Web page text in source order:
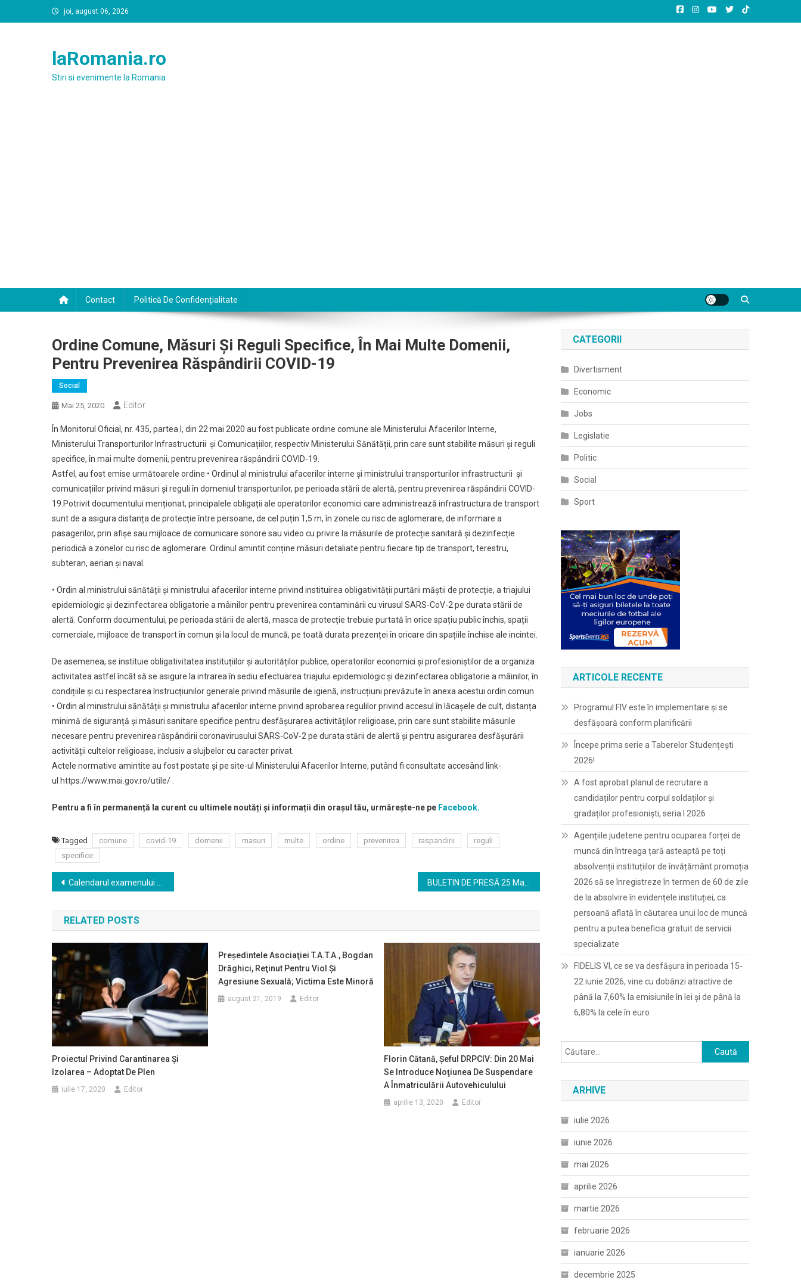
to
joi, august 06, 2026
laRomania.ro
Stiri si evenimente la Romania
Contact Politică De Confidențialitate
Ordine Comune, Măsuri Și Reguli Specifice, În Mai Multe Domenii,
Pentru Prevenirea Răspândirii COVID-19
Social
Mai 25, 2020 Editor
În Monitorul Oficial, nr. 435, partea I, din 22 mai 2020 au fost publicate ordine comune ale Ministerului Afacerilor Interne,
Ministerului Transporturilor Infrastructurii și Comunicațiilor, respectiv Ministerului Sănătății, prin care sunt stabilite măsuri și reguli
specifice, în mai multe domenii, pentru prevenirea răspândirii COVID-19.
Astfel, au fost emise următoarele ordine:• Ordinul al ministrului afacerilor interne și ministrului transporturilor infrastructurii și
comunicațiilor privind măsuri și reguli în domeniul transporturilor, pe perioada stării de alertă, pentru prevenirea răspândirii COVID-
19.Potrivit documentului menționat, principalele obligații ale operatorilor economici care administrează infrastructura de transport
sunt de a asigura distanța de protecție între persoane, de cel puțin 1,5 m, în zonele cu risc de aglomerare, de informare a
pasagerilor, prin afișe sau mijloace de comunicare sonore sau video cu privire la măsurile de protecție sanitară și dezinfecție
periodică a zonelor cu risc de aglomerare. Ordinul amintit conține măsuri detaliate pentru fiecare tip de transport, terestru,
subteran, aerian și naval.
• Ordin al ministrului sănătății și ministrului afacerilor interne privind instituirea obligativității purtării măștii de protecție, a triajului
epidemiologic și dezinfectarea obligatorie a mâinilor pentru prevenirea contaminării cu virusul SARS-CoV-2 pe durata stării de
alertă. Conform documentului, pe perioada stării de alertă, masca de protecție trebuie purtată în orice spațiu public închis, spații
comerciale, mijloace de transport în comun și la locul de muncă, pe toată durata prezenței în oricare din spațiile închise ale incintei.
De asemenea, se instituie obligativitatea instituțiilor și autorităților publice, operatorilor economici și profesioniștilor de a organiza
activitatea astfel încât să se asigure la intrarea în sediu efectuarea triajului epidemiologic și dezinfectarea obligatorie a mâinilor, în
condițiile și cu respectarea Instrucțiunilor generale privind măsurile de igienă, instrucțiuni prevăzute în anexa acestui ordin comun.
• Ordin al ministrului sănătății și ministrului afacerilor interne privind aprobarea regulilor privind accesul în lăcașele de cult, distanța
minimă de siguranță şi măsuri sanitare specifice pentru desfăşurarea activităţilor religioase, prin care sunt stabilite măsurile
necesare pentru prevenirea răspândirii coronavirusului SARS-CoV-2 pe durata stării de alertă și pentru asigurarea desfășurării
activității cultelor religioase, inclusiv a slujbelor cu caracter privat.
Actele normative amintite au fost postate și pe site-ul Ministerului Afacerilor Interne, putând fi consultate accesând link-
ul https://www.mai.gov.ro/utile/ .
Pentru a fi în permanență la curent cu ultimele noutăți și informații din orașul tău, urmărește-ne pe Facebook.
Tagged comune covid-19 domenii masuri multe ordine prevenirea raspandirii
reguli
specifice
Navigare
în
articole
Calendarul examenului de Bacalaureat, aprobat; prima probă – pe 22 iunie
RELATED POSTS
Proiectul Privind Carantinarea Şi
Izolarea – Adoptat De Plen
iulie 17, 2020 Editor
Preşedintele Asociaţiei T.A.T.A., Bogdan
Drăghici, Reţinut Pentru Viol Şi
Agresiune Sexuală; Victima Este Minoră
august 21, 2019 Editor
Florin Cătană, Şeful DRPCIV: Din 20 Mai
Se Introduce Noţiunea De Suspendare
A Înmatriculării Autovehiculului
aprilie 13, 2020 Editor
CATEGORII
Divertisment
Economic
Jobs
Legislatie
Politic
Social
Sport
ARTICOLE RECENTE
Programul FIV este în implementare și se
desfășoară conform planificării
Începe prima serie a Taberelor Studențești
2026!
A fost aprobat planul de recrutare a
candidaților pentru corpul soldaților și
gradaților profesioniști, seria I 2026
Agențiile judetene pentru ocuparea forței de
muncă din întreaga țară asteaptă pe toți
absolvenții instituțiilor de învățământ promoția
2026 să se înregistreze în termen de 60 de zile
de la absolvire în evidențele instituției, ca
persoană aflată în căutarea unui loc de muncă
pentru a putea beneficia gratuit de servicii
specializate
FIDELIS VI, ce se va desfășura în perioada 15-
22 iunie 2026, vine cu dobânzi atractive de
până la 7,60% la emisiunile în lei și de până la
6,80% la cele în euro
Caută
după:
ARHIVE
iulie 2026
iunie 2026
mai 2026
aprilie 2026
martie 2026
februarie 2026
ianuarie 2026
decembrie 2025